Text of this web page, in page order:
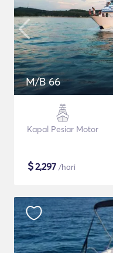
M/B 66
Kapal Pesiar Motor
$2,297 /hari